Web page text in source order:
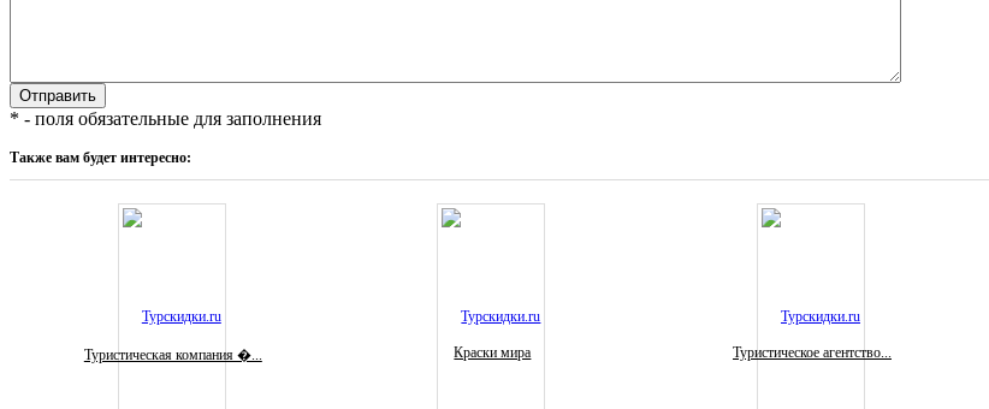
* - поля обязательные для заполнения
Также вам будет интересно:
Туристическая компания �... Краски мира Туристическое агентство...